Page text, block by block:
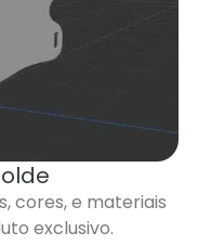
cores, e materiais
exclusivo.